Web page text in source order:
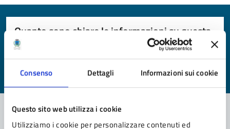
Consenso Dettagli Informazioni sui cookie
Questo sito web utilizza i cookie
Utilizziamo i cookie per personalizzare contenuti ed
Quanto sono chiare le informazioni su questa
pagina?
Valuta 5 stelle su 5
Valuta 4 stelle su 5
Valuta 3 stelle su 5
Valuta 2 stelle su 5
Valuta 1 stelle su 5